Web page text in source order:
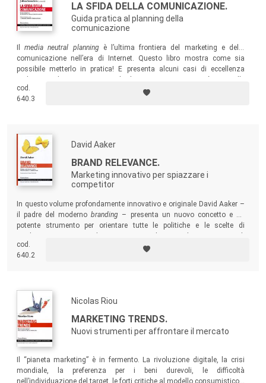
LA SFIDA DELLA COMUNICAZIONE.
Guida pratica al planning della
comunicazione
Ilmedia neutral planningè l’ultima frontiera del marketing e della
comunicazione nell’era di Internet. Questo libro mostra come sia
possibile metterlo in pratica! E presenta alcuni casi di eccellenza
necessità concrete dei lettori.
cod.
640.3
David Aaker
BRAND RELEVANCE.
Marketing innovativo per spiazzare i
competitor
In questo volume profondamente innovativo e originale David Aaker –
il padre del modernobranding – presenta un nuovo concetto e un
potente strumento per orientare tutte le politiche e le scelte di
uomini di marketing: dall’high tech alla moda, dai consumi durevoli
all’alimentare, dal turismo al business-to-business…
cod.
640.2
Nicolas Riou
MARKETING TRENDS.
Nuovi strumenti per affrontare il mercato
Il “pianeta marketing” è in fermento. La rivoluzione digitale, la crisi
mondiale, la preferenza per i beni durevoli, le difficoltà
nell’individuazione del target, le forti critiche al modello consumistico…